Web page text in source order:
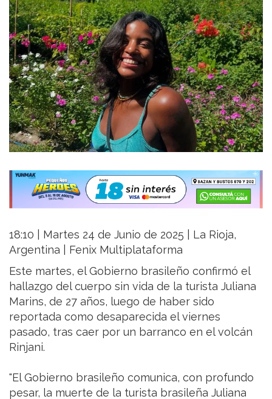
18:10 | Martes 24 de Junio de 2025 | La Rioja,
Argentina | Fenix Multiplataforma
Este martes, el Gobierno brasileño confirmó el
hallazgo del cuerpo sin vida de la turista Juliana
Marins, de 27 años, luego de haber sido
reportada como desaparecida el viernes
pasado, tras caer por un barranco en el volcán
Rinjani.
"El Gobierno brasileño comunica, con profundo
pesar, la muerte de la turista brasileña Juliana